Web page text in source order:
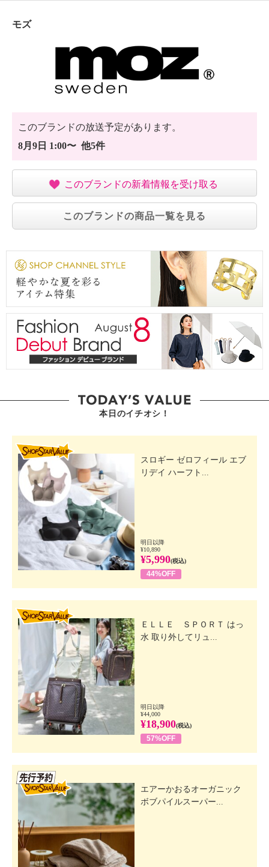
モズ
このブランドの放送予定があります。
8月9日 1:00〜 他5件
このブランドの新着情報を受け取る
このブランドの商品一覧を見る
本日のイチオシ！
スロギー ゼロフィール エブ
リデイ ハーフト...
明日以降
¥10,890
¥5,990(税込)
44%OFF
ＥＬＬＥ ＳＰＯＲＴ はっ
水 取り外してリュ...
明日以降
¥44,000
¥18,900(税込)
57%OFF
エアーかおるオーガニック
ボブパイルスーパー...